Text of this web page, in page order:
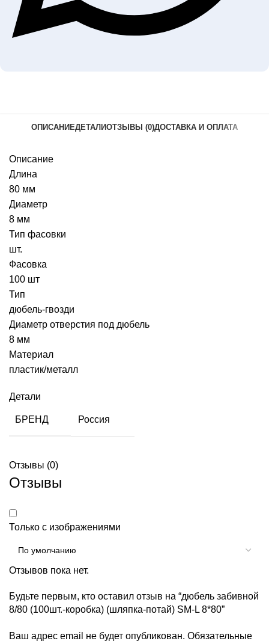
ОПИСАНИЕДЕТАЛИОТЗЫВЫ (0)ДОСТАВКА И ОПЛАТА
Описание
Длина
80 мм
Диаметр
8 мм
Тип фасовки
шт.
Фасовка
100 шт
Тип
дюбель-гвозди
Диаметр отверстия под дюбель
8 мм
Материал
пластик/металл
Детали
БРЕНД Россия
Отзывы (0)
Отзывы
Только с изображениями
Отзывов пока нет.
Будьте первым, кто оставил отзыв на “дюбель забивной
8/80 (100шт.-коробка) (шляпка-потай) SM-L 8*80”
Ваш адрес email не будет опубликован. Обязательные